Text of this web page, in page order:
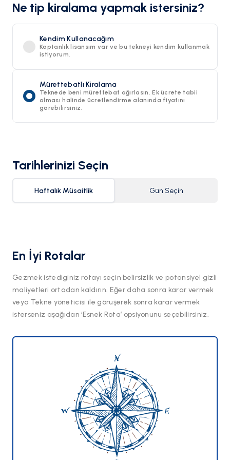
Ne tip kiralama yapmak istersiniz?
Kendim Kullanacağım
Kaptanlık lisansım var ve bu tekneyi kendim kullanmak
istiyorum.
Mürettebatlı Kiralama
Teknede beni mürettebat ağırlasın. Ek ücrete tabii
olması halinde ücretlendirme alanında fiyatını
görebilirsiniz.
Tarihlerinizi Seçin
Haftalık Müsaitlik Gün Seçin
En İyi Rotalar
Gezmek istediginiz rotayı seçin belirsizlik ve potansiyel gizli
maliyetleri ortadan kaldırın. Eğer daha sonra karar vermek
veya Tekne yöneticisi ile göruşerek sonra karar vermek
isterseniz aşağıdan ‘Esnek Rota’ opsiyonunu seçebilirsiniz.